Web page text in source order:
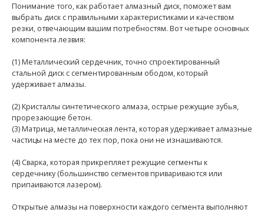
Понимание того, как работает алмазный диск, поможет вам
выбрать диск с правильными характеристиками и качеством
резки, отвечающим вашим потребностям. Вот четыре основных
компонента лезвия:
(1) Металлический сердечник, точно спроектированный
стальной диск с сегментированным ободом, который
удерживает алмазы.
(2) Кристаллы синтетического алмаза, острые режущие зубья,
прорезающие бетон.
(3) Матрица, металлическая лента, которая удерживает алмазные
частицы на месте до тех пор, пока они не изнашиваются.
(4) Сварка, которая прикрепляет режущие сегменты к
сердечнику (большинство сегментов привариваются или
припаиваются лазером).
Открытые алмазы на поверхности каждого сегмента выполняют